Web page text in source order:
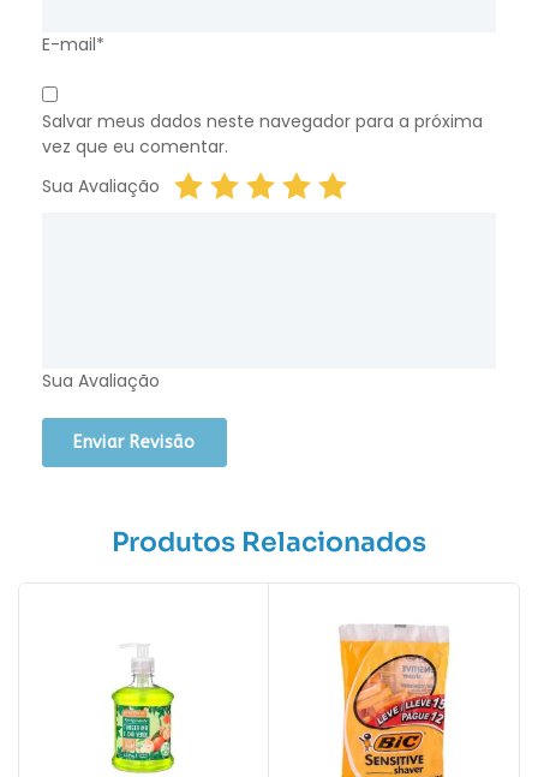
E-mail*
Salvar meus dados neste navegador para a próxima
vez que eu comentar.
Sua Avaliação
Sua Avaliação
Produtos Relacionados